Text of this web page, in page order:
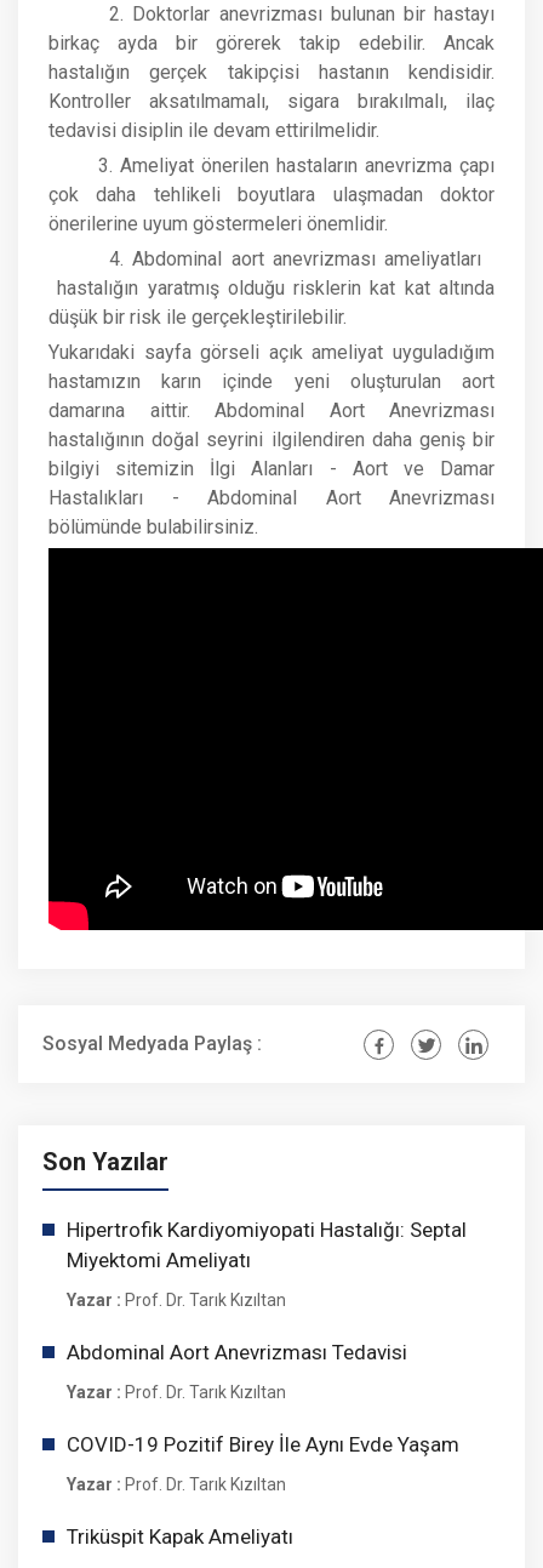
2. Doktorlar anevrizması bulunan bir hastayı
birkaç ayda bir görerek takip edebilir. Ancak
hastalığın gerçek takipçisi hastanın kendisidir.
Kontroller aksatılmamalı, sigara bırakılmalı, ilaç
tedavisi disiplin ile devam ettirilmelidir.
3. Ameliyat önerilen hastaların anevrizma çapı
çok daha tehlikeli boyutlara ulaşmadan doktor
önerilerine uyum göstermeleri önemlidir.
4. Abdominal aort anevrizması ameliyatları
hastalığın yaratmış olduğu risklerin kat kat altında
düşük bir risk ile gerçekleştirilebilir.
Yukarıdaki sayfa görseli açık ameliyat uyguladığım
hastamızın karın içinde yeni oluşturulan aort
damarına aittir. Abdominal Aort Anevrizması
hastalığının doğal seyrini ilgilendiren daha geniş bir
bilgiyi sitemizin İlgi Alanları - Aort ve Damar
Hastalıkları - Abdominal Aort Anevrizması
bölümünde bulabilirsiniz.
Sosyal Medyada Paylaş :
Son Yazılar
Hipertrofik Kardiyomiyopati Hastalığı: Septal
Miyektomi Ameliyatı
Yazar : Prof. Dr. Tarık Kızıltan
Abdominal Aort Anevrizması Tedavisi
Yazar : Prof. Dr. Tarık Kızıltan
COVID-19 Pozitif Birey İle Aynı Evde Yaşam
Yazar : Prof. Dr. Tarık Kızıltan
Triküspit Kapak Ameliyatı